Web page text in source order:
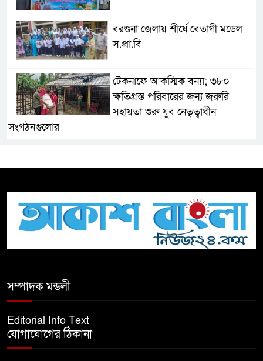
বরগুনা জেলায় শীর্ষে বেতাগী মডেল
স.প্রা.বি
টেকনাফে আকস্মিক বন্যা; ৩৮০
ক্ষতিগ্রস্ত পরিবারের জন্য জরুরি
সহায়তা শুরু যুব নেতৃত্বাধীন
সংগঠনগুলোর
টিকটকে অশালীন কনটেন্ট ও অনলাইন
হয়রানির অভিযোগে ব্রাহ্মণবাড়িয়ায়
বেতাগীতে ঈদুল আজহা উপলক্ষে
সম্পাদক মন্ডলী
Editorial Info Text
যোগাযোগের ঠিকানা